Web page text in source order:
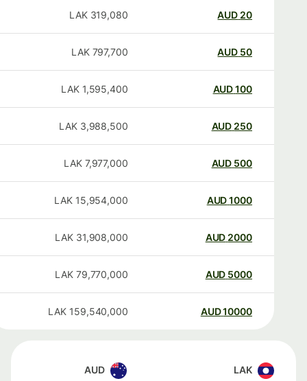
20
AUD
319,080
LAK
50
AUD
797,700
LAK
100
AUD
1,595,400
LAK
250
AUD
3,988,500
LAK
500
AUD
7,977,000
LAK
1000
AUD
15,954,000
LAK
2000
AUD
31,908,000
LAK
5000
AUD
79,770,000
LAK
10000
AUD
159,540,000
LAK
LAK
AUD